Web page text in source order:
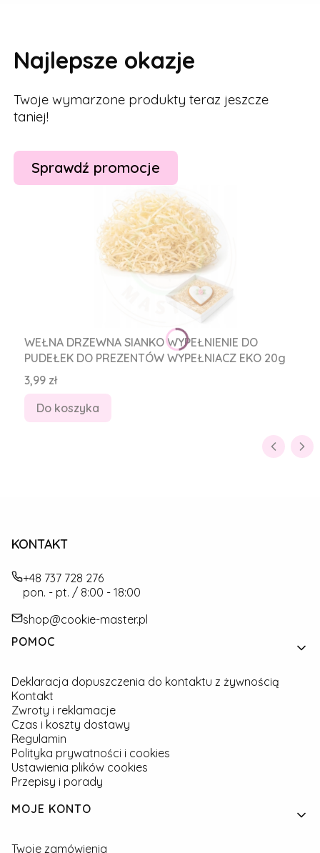
Najlepsze okazje
Twoje wymarzone produkty teraz jeszcze
taniej!
Sprawdź promocje
WEŁNA DRZEWNA SIANKO WYPEŁNIENIE DO
PUDEŁEK DO PREZENTÓW WYPEŁNIACZ EKO 20g
Cena
3,99 zł
Do koszyka
KONTAKT
+48 737 728 276
pon. - pt. / 8:00 - 18:00
shop@cookie-master.pl
Linki w stopce
POMOC
Deklaracja dopuszczenia do kontaktu z żywnością
Kontakt
Zwroty i reklamacje
Czas i koszty dostawy
Regulamin
Polityka prywatności i cookies
Ustawienia plików cookies
Przepisy i porady
MOJE KONTO
Twoje zamówienia